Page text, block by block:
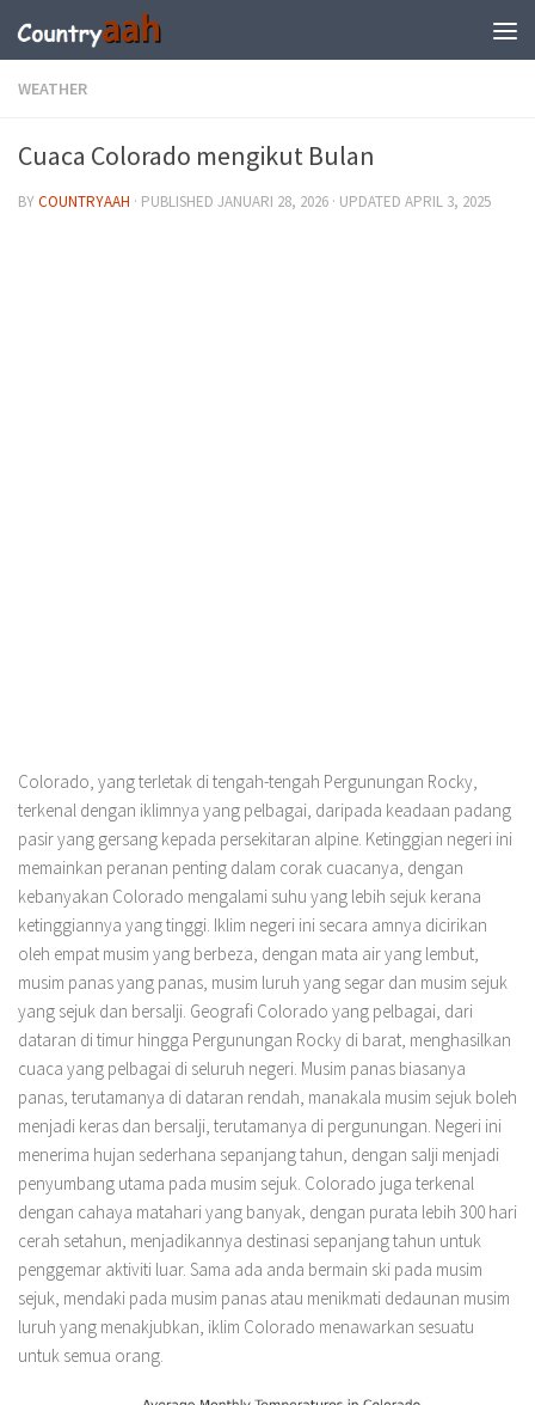
WEATHER
Cuaca Colorado mengikut Bulan
BYCOUNTRYAAH · PUBLISHED JANUARI 28, 2026 · UPDATED APRIL 3, 2025
Colorado, yang terletak di tengah-tengah Pergunungan Rocky,
terkenal dengan iklimnya yang pelbagai, daripada keadaan padang
pasir yang gersang kepada persekitaran alpine. Ketinggian negeri ini
memainkan peranan penting dalam corak cuacanya, dengan
kebanyakan Colorado mengalami suhu yang lebih sejuk kerana
ketinggiannya yang tinggi. Iklim negeri ini secara amnya dicirikan
oleh empat musim yang berbeza, dengan mata air yang lembut,
musim panas yang panas, musim luruh yang segar dan musim sejuk
yang sejuk dan bersalji. Geografi Colorado yang pelbagai, dari
dataran di timur hingga Pergunungan Rocky di barat, menghasilkan
cuaca yang pelbagai di seluruh negeri. Musim panas biasanya
panas, terutamanya di dataran rendah, manakala musim sejuk boleh
menjadi keras dan bersalji, terutamanya di pergunungan. Negeri ini
menerima hujan sederhana sepanjang tahun, dengan salji menjadi
penyumbang utama pada musim sejuk. Colorado juga terkenal
dengan cahaya matahari yang banyak, dengan purata lebih 300 hari
cerah setahun, menjadikannya destinasi sepanjang tahun untuk
penggemar aktiviti luar. Sama ada anda bermain ski pada musim
sejuk, mendaki pada musim panas atau menikmati dedaunan musim
luruh yang menakjubkan, iklim Colorado menawarkan sesuatu
untuk semua orang.